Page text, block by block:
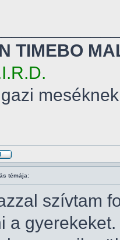
TIMEBO
témája:
szívtam
a